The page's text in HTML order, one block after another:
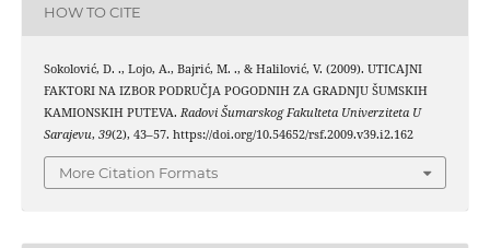
HOW TO CITE
Sokolović, D. ., Lojo, A., Bajrić, M. ., & Halilović, V. (2009). UTICAJNI
FAKTORI NA IZBOR PODRUČJA POGODNIH ZA GRADNJU ŠUMSKIH
KAMIONSKIH PUTEVA. Radovi Šumarskog Fakulteta Univerziteta U
Sarajevu, 39(2), 43–57. https://doi.org/10.54652/rsf.2009.v39.i2.162
More Citation Formats